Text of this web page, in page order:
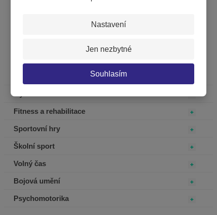
Nastavení
Jen nezbytné
Souhlasím
Fitness a rehabilitace
Sportovní hry
Školní sport
Volný čas
Bojová umění
Psychomotorika